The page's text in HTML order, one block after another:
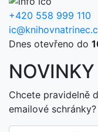
+420 558 999 110
Dnes otevřeno do
Chcete pravidelně
emailové schránky?